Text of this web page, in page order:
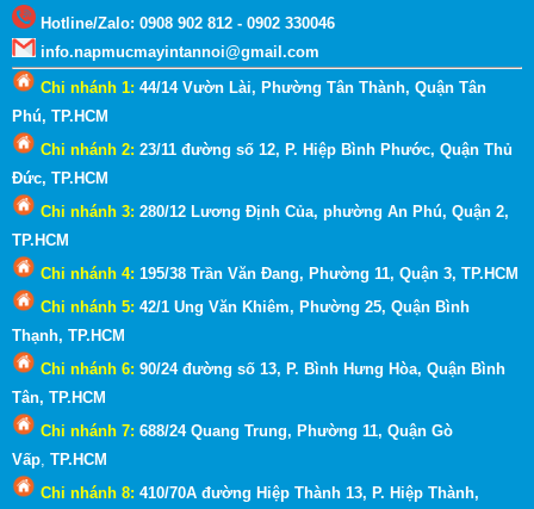
Hotline/Zalo: 0908 902 812 - 0902 330046
info.napmucmayintannoi@gmail.com
Chi nhánh 1: 44/14 Vườn Lài, Phường Tân Thành, Quận Tân
Phú, TP.HCM
Chi nhánh 2: 23/11 đường số 12, P. Hiệp Bình Phước, Quận Thủ
Đức, TP.HCM
Chi nhánh 3: 280/12 Lương Định Của, phường An Phú, Quận 2,
TP.HCM
Chi nhánh 4: 195/38 Trần Văn Đang, Phường 11, Quận 3, TP.HCM
Chi nhánh 5: 42/1 Ung Văn Khiêm, Phường 25, Quận Bình
Thạnh, TP.HCM
Chi nhánh 6: 90/24 đường số 13, P. Bình Hưng Hòa, Quận Bình
Tân, TP.HCM
Chi nhánh 7: 688/24 Quang Trung, Phường 11, Quận Gò
Vấp TP.HCM
Chi nhánh 8: 410/70A đường Hiệp Thành 13, P. Hiệp Thành,